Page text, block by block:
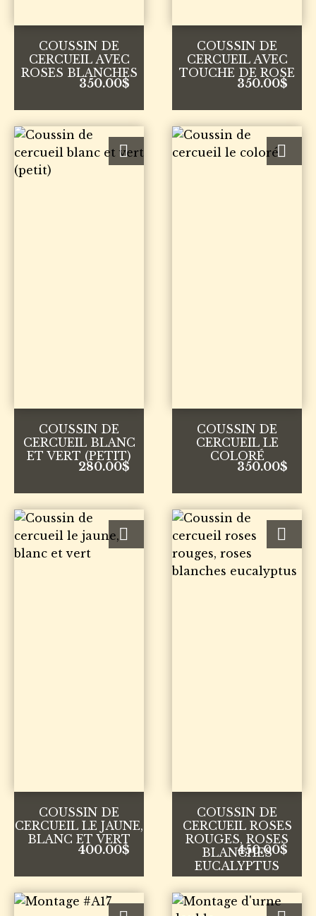
COUSSIN DE
CERCUEIL AVEC
ROSES BLANCHES
350.00$
COUSSIN DE
CERCUEIL AVEC
TOUCHE DE ROSE
350.00$
COUSSIN DE
CERCUEIL BLANC
ET VERT (PETIT)
280.00$
COUSSIN DE
CERCUEIL LE
COLORÉ
350.00$
COUSSIN DE
CERCUEIL LE JAUNE,
BLANC ET VERT
400.00$
COUSSIN DE
CERCUEIL ROSES
ROUGES, ROSES
BLANCHES
EUCALYPTUS
450.00$